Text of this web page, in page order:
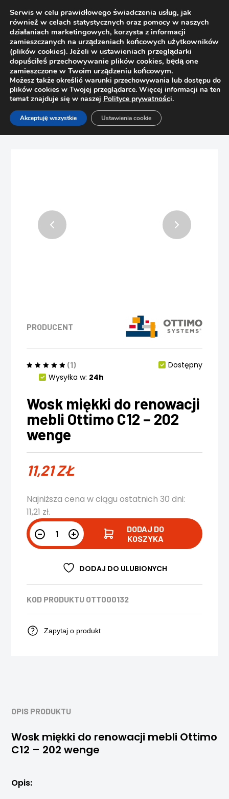
Strona główna
Sklep
Woski, pisaki, zaślepki, filce
PRODUCENT
(1)
Dostępny
Wysyłka w: 24h
Wosk miękki do renowacji
mebli Ottimo C12 – 202
wenge
11,21ZŁ
Najniższa cena w ciągu ostatnich 30 dni:
11,21 zł.
DODAJ DO
KOSZYKA
DODAJ DO ULUBIONYCH
KOD PRODUKTU OTT000132
Zapytaj o produkt
OPIS PRODUKTU
Wosk miękki do renowacji mebli Ottimo
C12 – 202 wenge
Opis:
Serwis w celu prawidłowego świadczenia usług, jak
również w celach statystycznych oraz pomocy w naszych
działaniach marketingowych, korzysta z informacji
zamieszczanych na urządzeniach końcowych użytkowników
(plików cookies). Jeżeli w ustawieniach przeglądarki
dopuściłeś przechowywanie plików cookies, będą one
zamieszczone w Twoim urządzeniu końcowym.
Możesz także określić warunki przechowywania lub dostępu do
plików cookies w Twojej przeglądarce. Więcej informacji na ten
temat znajduje się w naszej Polityce prywatności.
Akceptuję wszystkie Ustawienia cookie